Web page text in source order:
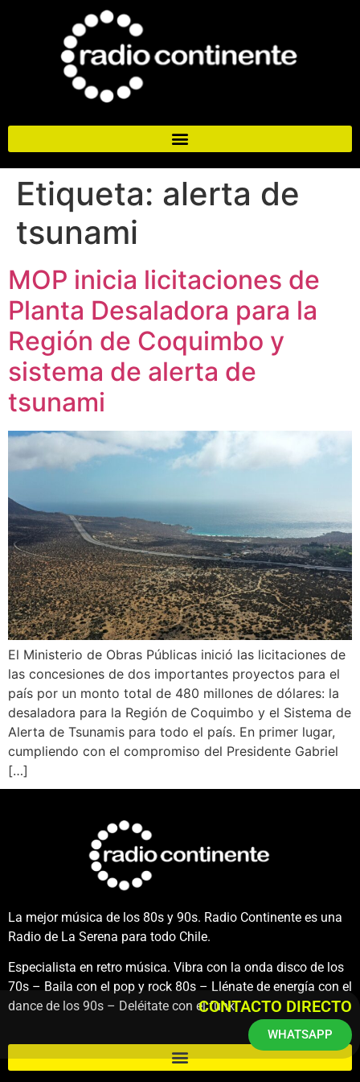
Etiqueta: alerta de
tsunami
MOP inicia licitaciones de
Planta Desaladora para la
Región de Coquimbo y
sistema de alerta de
tsunami
El Ministerio de Obras Públicas inició las licitaciones de
las concesiones de dos importantes proyectos para el
país por un monto total de 480 millones de dólares: la
desaladora para la Región de Coquimbo y el Sistema de
Alerta de Tsunamis para todo el país. En primer lugar,
cumpliendo con el compromiso del Presidente Gabriel
[…]
La mejor música de los 80s y 90s. Radio Continente es una
Radio de La Serena para todo Chile.
Especialista en retro música. Vibra con la onda disco de los
70s – Baila con el pop y rock 80s – Llénate de energía con el
dance de los 90s – Deléitate con el funk.CONTACTO DIRECTO
WHATSAPP